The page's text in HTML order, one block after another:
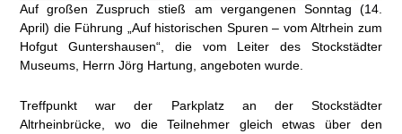
Auf großen Zuspruch stieß am vergangenen Sonntag (14.
April) die Führung „Auf historischen Spuren – vom Altrhein zum
Hofgut Guntershausen“, die vom Leiter des Stockstädter
Museums, Herrn Jörg Hartung, angeboten wurde.
Treffpunkt war der Parkplatz an der Stockstädter
Altrheinbrücke, wo die Teilnehmer gleich etwas über den